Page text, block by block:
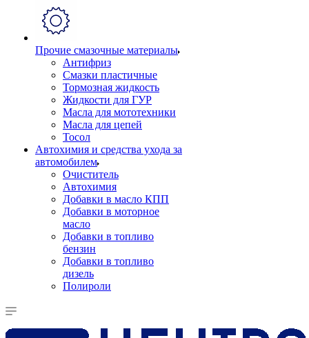
Прочие смазочные материалы
Антифриз
Смазки пластичные
Тормозная жидкость
Жидкости для ГУР
Масла для мототехники
Масла для цепей
Тосол
Автохимия и средства ухода за
автомобилем
Очиститель
Автохимия
Добавки в масло КПП
Добавки в моторное
масло
Добавки в топливо
бензин
Добавки в топливо
дизель
Полироли